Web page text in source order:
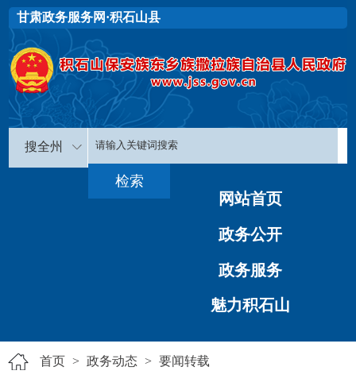
甘肃政务服务网·积石山县
搜全州
网站首页
政务公开
政务服务
魅力积石山
首页 > 政务动态 > 要闻转载